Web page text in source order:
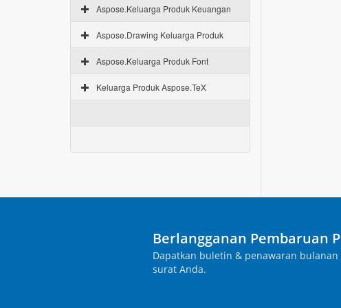
Aspose.Keluarga Produk Keuangan
Aspose.Drawing Keluarga Produk
Aspose.Keluarga Produk Font
Keluarga Produk Aspose.TeX
Berlangganan Pembaruan
Dapatkan buletin & penawaran
surat Anda.